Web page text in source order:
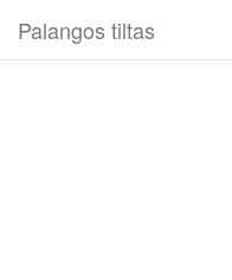
Palangos tiltas